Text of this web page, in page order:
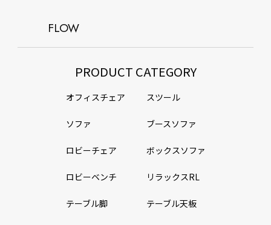
FLOW
PRODUCT CATEGORY
オフィスチェア スツール
ソファ ブースソファ
ロビーチェア ボックスソファ
ロビーベンチ リラックスRL
テーブル脚 テーブル天板